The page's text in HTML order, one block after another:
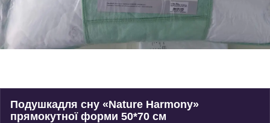
Подушкадля сну «Nature Harmony»
прямокутної форми 50*70 см